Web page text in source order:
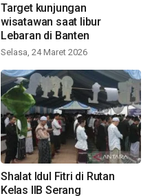
Target kunjungan
wisatawan saat libur
Lebaran di Banten
Selasa, 24 Maret 2026
Shalat Idul Fitri di Rutan
Kelas IIB Serang